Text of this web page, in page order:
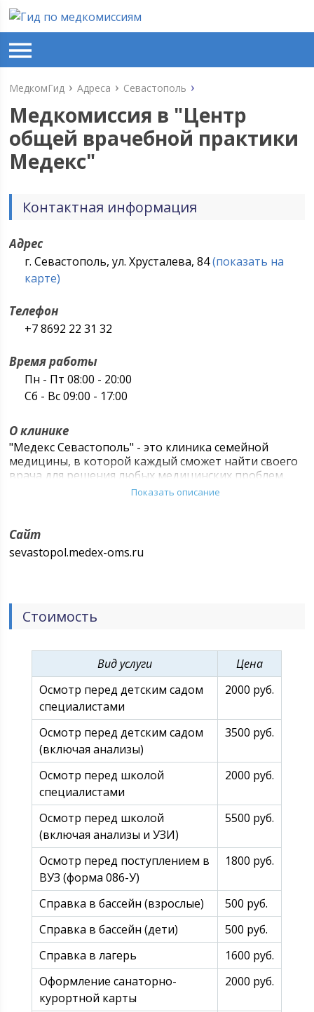
МедкомГид Адреса Севастополь
Медкомиссия в "Центр
общей врачебной практики
Медекс"
Контактная информация
Адрес
г. Севастополь, ул. Хрусталева, 84(показать на
карте)
Телефон
+7 8692 22 31 32
Время работы
Пн - Пт 08:00 - 20:00
Сб - Вс 09:00 - 17:00
О клинике
"Медекс Севастополь" - это клиника семейной
медицины, в которой каждый сможет найти своего
врача для решения любых медицинских проблем.
Показать описание
Сайт
sevastopol.medex-oms.ru
Стоимость
Вид услуги
Цена
Осмотр перед детским садом
специалистами
2000 руб.
Осмотр перед детским садом
(включая анализы)
3500 руб.
Осмотр перед школой
специалистами
2000 руб.
Осмотр перед школой
(включая анализы и УЗИ)
5500 руб.
Осмотр перед поступлением в
ВУЗ (форма 086-У)
1800 руб.
Справка в бассейн (взрослые)
500 руб.
Справка в бассейн (дети)
500 руб.
Справка в лагерь
1600 руб.
Оформление санаторно-
курортной карты
2000 руб.